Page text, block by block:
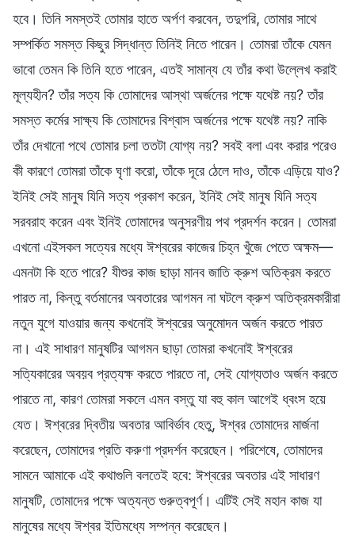
হবে। তিনি সমস্তই তোমার হাতে অর্পণ করবেন, তদুপরি, তোমার সাথে
সম্পর্কিত সমস্ত কিছুর সিদ্ধান্ত তিনিই নিতে পারেন। তোমরা তাঁকে যেমন
ভাবো তেমন কি তিনি হতে পারেন, এতই সামান্য যে তাঁর কথা উল্লেখ করাই
মূল্যহীন? তাঁর সত্য কি তোমাদের আস্থা অর্জনের পক্ষে যথেষ্ট নয়? তাঁর
সমস্ত কর্মের সাক্ষ্য কি তোমাদের বিশ্বাস অর্জনের পক্ষে যথেষ্ট নয়? নাকি
তাঁর দেখানো পথে তোমার চলা ততটা যোগ্য নয়? সবই বলা এবং করার পরেও
কী কারণে তোমরা তাঁকে ঘৃণা করো, তাঁকে দূরে ঠেলে দাও, তাঁকে এড়িয়ে যাও?
ইনিই সেই মানুষ যিনি সত্য প্রকাশ করেন, ইনিই সেই মানুষ যিনি সত্য
সরবরাহ করেন এবং ইনিই তোমাদের অনুসরণীয় পথ প্রদর্শন করেন। তোমরা
এখনো এইসকল সত্যের মধ্যে ঈশ্বরের কাজের চিহ্ন খুঁজে পেতে অক্ষম—
এমনটা কি হতে পারে? যীশুর কাজ ছাড়া মানব জাতি ক্রুশ অতিক্রম করতে
পারত না, কিন্তু বর্তমানের অবতারের আগমন না ঘটলে ক্রুশ অতিক্রমকারীরা
নতুন যুগে যাওয়ার জন্য কখনোই ঈশ্বরের অনুমোদন অর্জন করতে পারত
না। এই সাধারণ মানুষটির আগমন ছাড়া তোমরা কখনোই ঈশ্বরের
সত্যিকারের অবয়ব প্রত্যক্ষ করতে পারতে না, সেই যোগ্যতাও অর্জন করতে
পারতে না, কারণ তোমরা সকলে এমন বস্তু যা বহু কাল আগেই ধ্বংস হয়ে
যেত। ঈশ্বরের দ্বিতীয় অবতার আবির্ভাব হেতু, ঈশ্বর তোমাদের মার্জনা
করেছেন, তোমাদের প্রতি করুণা প্রদর্শন করেছেন। পরিশেষে, তোমাদের
সামনে আমাকে এই কথাগুলি বলতেই হবে: ঈশ্বরের অবতার এই সাধারণ
মানুষটি, তোমাদের পক্ষে অত্যন্ত গুরুত্বপূর্ণ। এটিই সেই মহান কাজ যা
মানুষের মধ্যে ঈশ্বর ইতিমধ্যে সম্পন্ন করেছেন।